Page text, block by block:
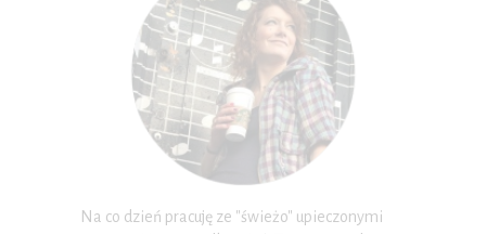
Na co dzień pracuję ze "świeżo" upieczonymi